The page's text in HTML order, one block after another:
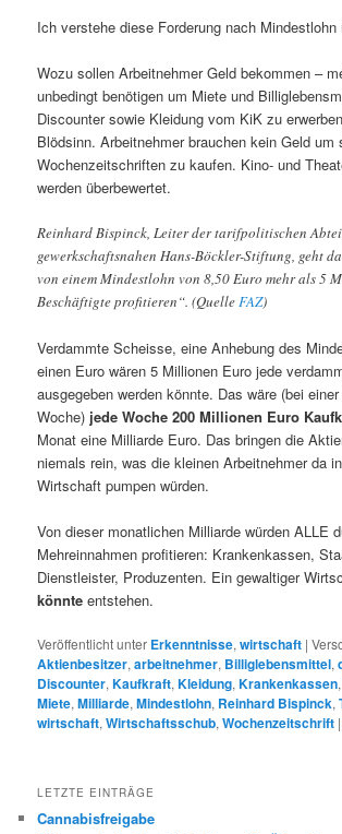
Ich verstehe diese Forderung nach Mindestlohn
Wozu sollen Arbeitnehmer Geld bekommen –
unbedingt benötigen um Miete und
Discounter sowie Kleidung vom KiK zu
Blödsinn. Arbeitnehmer brauchen kein Geld um
Wochenzeitschriften zu kaufen. Kino- und
werden überbewertet.
Reinhard Bispinck, Leiter der tarifpolitischen
gewerkschaftsnahen Hans-Böckler-Stiftung, geht
von einem Mindestlohn von 8,50 Euro mehr als 5
Beschäftigte profitieren“. (QuelleFAZ)
Verdammte Scheisse, eine Anhebung des
einen Euro wären 5 Millionen Euro jede
ausgegeben werden könnte. Das wäre (bei
Woche) jede Woche 200 Millionen Euro
Monat eine Milliarde Euro. Das bringen die
niemals rein, was die kleinen Arbeitnehmer da
Wirtschaft pumpen würden.
Von dieser monatlichen Milliarde würden ALLE
Mehreinnahmen profitieren: Krankenkassen,
Dienstleister, Produzenten. Ein gewaltiger
könnte entstehen.
Veröffentlicht unter Erkenntnisse,wirtschaft |
Aktienbesitzer,arbeitnehmer, Billiglebensmittel,
Discounter,Kaufkraft,Kleidung,Krankenkassen
Miete,Milliarde,Mindestlohn, Reinhard Bispinck,
wirtschaft,Wirtschaftsschub,Wochenzeitschrift
LETZTE EINTRÄGE
Cannabisfreigabe